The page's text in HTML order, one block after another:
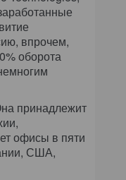
впрочем,
оборота
принадлежит
офисы в пяти
США,